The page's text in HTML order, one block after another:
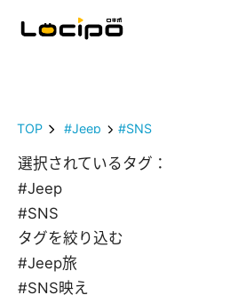
TOP #Jeep #SNS
選択されているタグ：
#Jeep
#SNS
タグを絞り込む
#Jeep旅
#SNS映え